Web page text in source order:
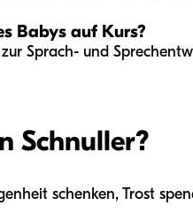
Babys auf Kurs?
Sprach- und
Schnuller?
schenken, Trost